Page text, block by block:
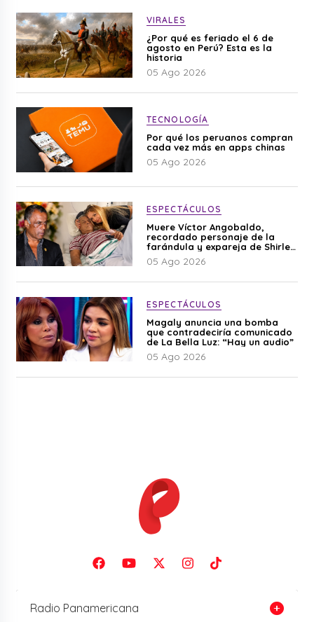
VIRALES
¿Por qué es feriado el 6 de
agosto en Perú? Esta es la
historia
05 Ago 2026
TECNOLOGÍA
Por qué los peruanos compran
cada vez más en apps chinas
05 Ago 2026
ESPECTÁCULOS
Muere Víctor Angobaldo,
recordado personaje de la
farándula y expareja de Shirley
Cherres
05 Ago 2026
ESPECTÁCULOS
Magaly anuncia una bomba
que contradeciría comunicado
de La Bella Luz: “Hay un audio”
05 Ago 2026
Radio Panamericana